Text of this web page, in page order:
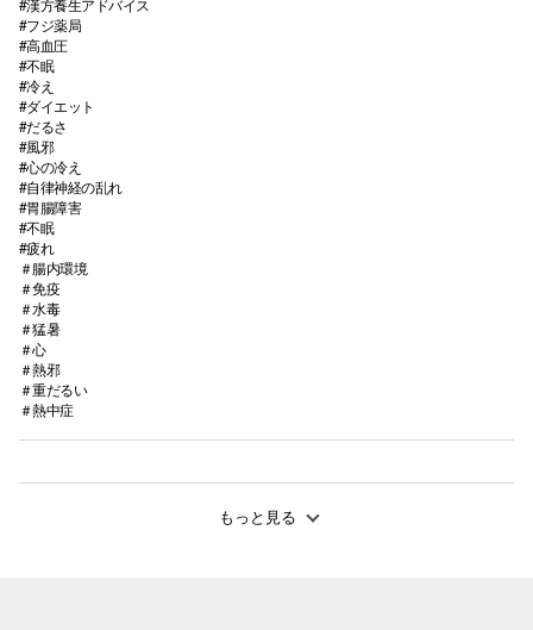
#フジ薬局
#高血圧
#不眠
#冷え
#ダイエット
#だるさ
#風邪
#心の冷え
#自律神経の乱れ
#胃腸障害
#不眠
#疲れ
＃腸内環境
＃免疫
＃水毒
＃猛暑
＃心
＃熱邪
＃重だるい
＃熱中症
もっと見る